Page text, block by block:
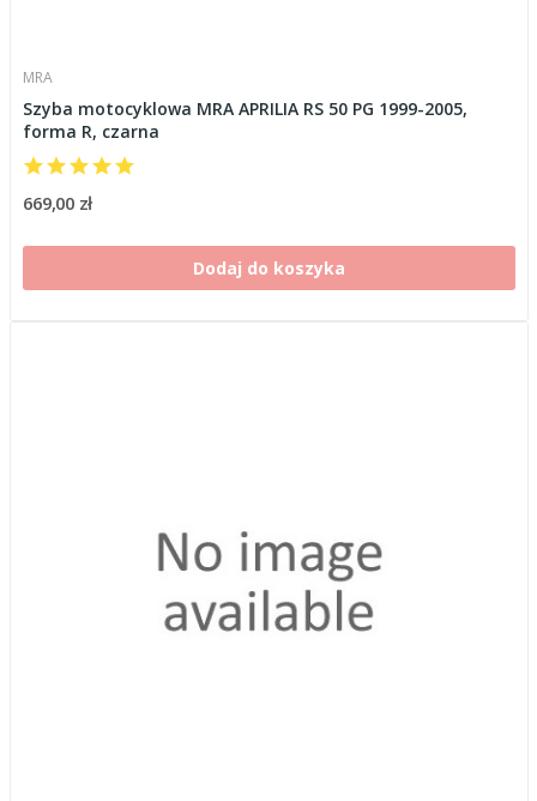
MRA
Szyba motocyklowa MRA APRILIA RS 50 PG 1999-2005,
forma R, czarna
669,00 zł
Dodaj do koszyka